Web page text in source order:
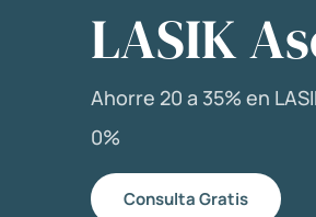
LASIK
Ahorre 20 a 35% en
0%
Consulta Gratis